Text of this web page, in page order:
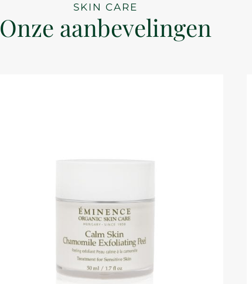
SKIN CARE
Onze aanbevelingen